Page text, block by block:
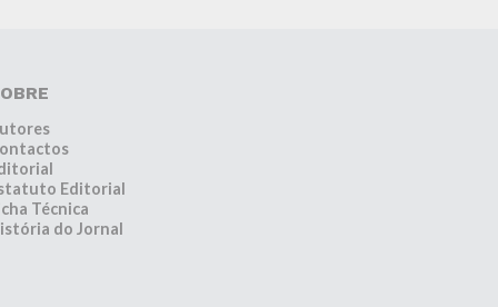
Editorial
Técnica
do Jornal